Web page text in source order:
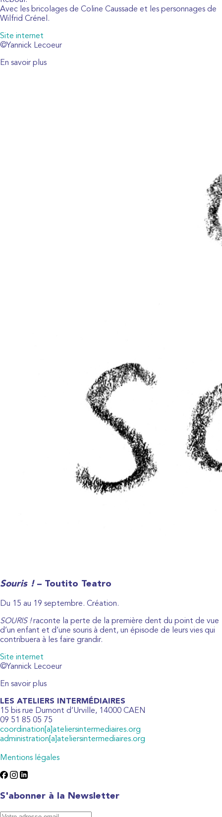
Avec les bricolages de Coline Caussade et les personnages de
Wilfrid Crénel.
Site internet
©Yannick Lecoeur
En savoir plus
Souris !– Toutito Teatro
Du 15 au 19 septembre. Création.
SOURIS !raconte la perte de la première dent du point de vue
d’un enfant et d’une souris à dent, un épisode de leurs vies qui
contribuera à les faire grandir.
Site internet
©Yannick Lecoeur
En savoir plus
LES ATELIERS INTERMÉDIAIRES
15 bis rue Dumont d’Urville, 14000 CAEN
09 51 85 05 75
coordination[a]ateliersintermediaires.org
administration[a]ateliersintermediaires.org
Mentions légales
S'abonner à la Newsletter